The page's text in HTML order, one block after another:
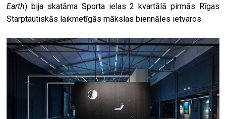
Earth) bija skatāma Sporta ielas 2 kvartālā pirmās Rīgas
Starptautiskās laikmetīgās mākslas biennāles ietvaros.